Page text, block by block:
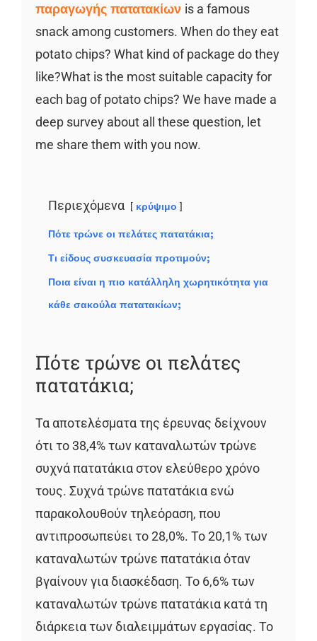
παραγωγής πατατακίων is a famous
snack among customers. When do they eat
potato chips? What kind of package do they
like?What is the most suitable capacity for
each bag of potato chips? We have made a
deep survey about all these question, let
me share them with you now.
Περιεχόμενα κρύψιμο
Πότε τρώνε οι πελάτες πατατάκια;
Τι είδους συσκευασία προτιμούν;
Ποια είναι η πιο κατάλληλη χωρητικότητα για
κάθε σακούλα πατατακίων;
Πότε τρώνε οι πελάτες
πατατάκια;
Τα αποτελέσματα της έρευνας δείχνουν
ότι το 38,4% των καταναλωτών τρώνε
συχνά πατατάκια στον ελεύθερο χρόνο
τους. Συχνά τρώνε πατατάκια ενώ
παρακολουθούν τηλεόραση, που
αντιπροσωπεύει το 28,0%. Το 20,1% των
καταναλωτών τρώνε πατατάκια όταν
βγαίνουν για διασκέδαση. Το 6,6% των
καταναλωτών τρώνε πατατάκια κατά τη
διάρκεια των διαλειμμάτων εργασίας. Το